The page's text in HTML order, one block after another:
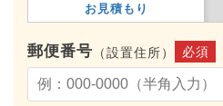
お見積もり
郵便番号 （設置住所） 必須